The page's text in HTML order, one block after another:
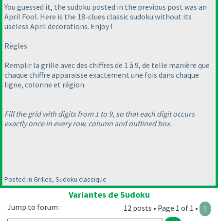
You guessed it, the sudoku posted in the previous post was an
April Fool. Here is the 18-clues classic sudoku without its
useless April decorations. Enjoy !
Règles
Remplir la grille avec des chiffres de 1 à 9, de telle manière que
chaque chiffre apparaisse exactement une fois dans chaque
ligne, colonne et région.
Fill the grid with digits from 1 to 9, so that each digit occurs
exactly once in every row, column and outlined box.
Posted in Grilles, Sudoku classique
Variantes de Sudoku
12 posts • Page 1 of 1 • 1
Jump to forum :